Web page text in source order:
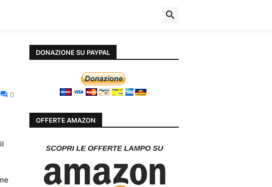
0
DONAZIONE SU PAYPAL
OFFERTE AMAZON